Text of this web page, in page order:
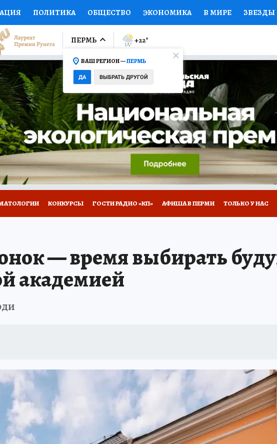
ПОЛИТИКА ОБЩЕСТВО ЭКОНОМИКА В МИРЕ ЗВЕЗДЫ
КОЛУМНИСТЫ ПРОИСШЕСТВИЯ
ФИНАНСЫ ОТКРЫВАЕМ МИР Я ЗНАЮ СЕМЬЯ ЖЕНСКИЕ
НА СПОРТ ПРОМОКОДЫ СЕРИАЛЫ СПЕЦПРОЕКТЫ
ТЕЛЕВИЗОР КОЛЛЕКЦИИ КОНКУРСЫ РАБОТА У НАС
НОВОЕ НА САЙТЕ
ПЕРМЬ
ВАШ РЕГИОН —ПЕРМЬ
ДА ВЫБРАТЬ ДРУГОЙ
+22°
КОНКУРСЫ ГОСТИ РАДИО «КП» АФИША В ПЕРМИ ТОЛЬКО У НАС
ЛЮДИ ОТДЫХ В РОССИИ ЗАПОВЕДНАЯ РОССИЯ ГЕРОИ В БЕЛЫХ ХАЛАТАХ
НАСТОЯЩИЕ ЛЮДИ ПРОПАЛИ 13 ТУРИСТОВ
ГОДА-2024
— время выбирать
академией